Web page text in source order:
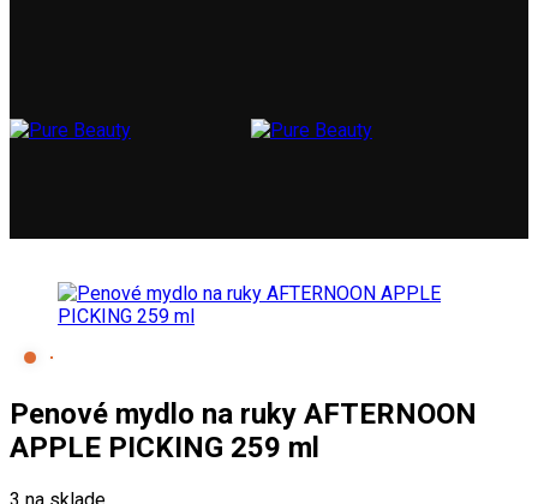
Penové mydlo na ruky AFTERNOON
APPLE PICKING 259 ml
3 na sklade